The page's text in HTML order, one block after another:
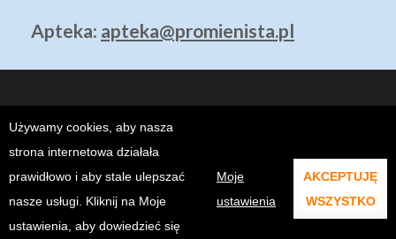
Używamy cookies, aby nasza
strona internetowa działała
prawidłowo i aby stale ulepszać
nasze usługi. Kliknij na Moje
ustawienia, aby dowiedzieć się
Moje
ustawienia
AKCEPTUJĘ
WSZYSTKO
Apteka: apteka@promienista.pl
Copyright ©2026Klinika Promienista Poznań - Prywatny Szpital
ALTSEO.PL . @2021 KLINIKA PROMIENISTA.